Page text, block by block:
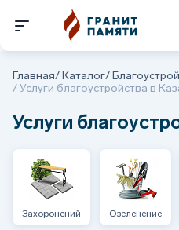
Главная/Каталог/
/Услуги благоустройства в
Услуги
Захоронений Озеленение